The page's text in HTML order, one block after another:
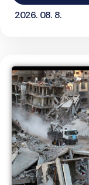
2026. 08. 8.